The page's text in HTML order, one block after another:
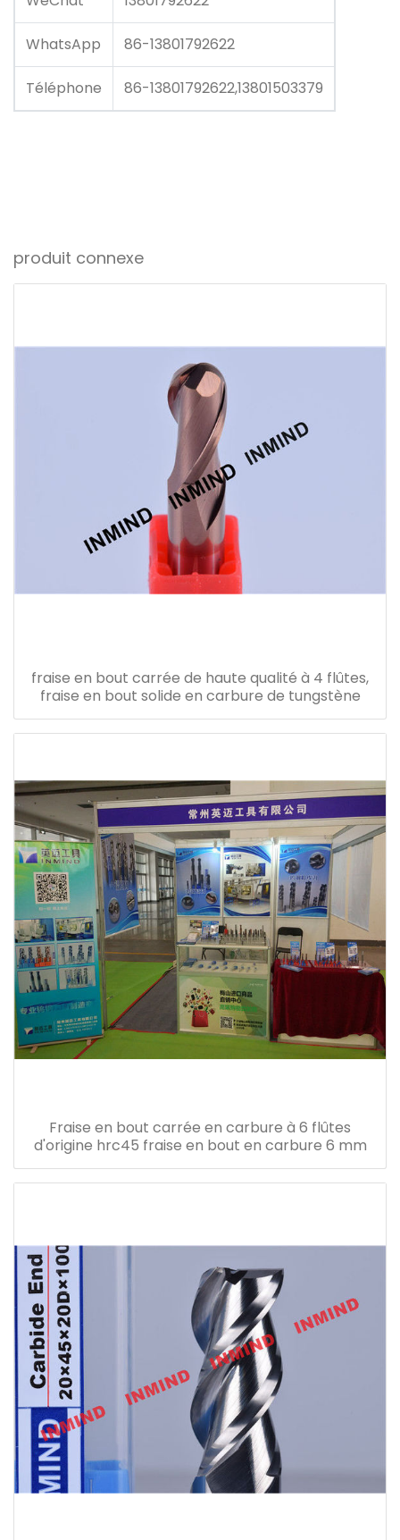
WhatsApp 86-13801792622
Téléphone 86-13801792622,13801503379
produit connexe
fraise en bout carrée de haute qualité à 4 flûtes,
fraise en bout solide en carbure de tungstène
Fraise en bout carrée en carbure à 6 flûtes
d'origine hrc45 fraise en bout en carbure 6 mm